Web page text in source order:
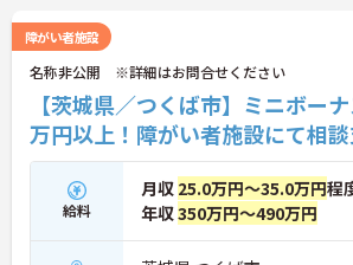
また、残業は月平均10時間程度と少なめで、
ないため、生活リズムを整えやすく、無理なく
働き続けられる環境です。
障がい者施設
名称非公開 ※詳細はお問合せください
【茨城県／つくば市】ミニボー
万円以上！障がい者施設にて相
給料
月収 25.0万円～35.0万円程
年収350万円～490万円